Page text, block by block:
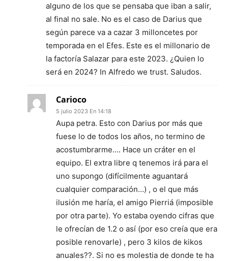
alguno de los que se pensaba que iban a salir,
al final no sale. No es el caso de Darius que
según parece va a cazar 3 milloncetes por
temporada en el Efes. Este es el millonario de
la factoría Salazar para este 2023. ¿Quien lo
será en 2024? In Alfredo we trust. Saludos.
Carioco
5 julio 2023 En 14:18
Aupa petra. Esto con Darius por más que
fuese lo de todos los años, no termino de
acostumbrarme…. Hace un cráter en el
equipo. El extra libre q tenemos irá para el
uno supongo (difícilmente aguantará
cualquier comparación…) , o el que más
ilusión me haría, el amigo Pierriá (imposible
por otra parte). Yo estaba oyendo cifras que
le ofrecían de 1.2 o así (por eso creía que era
posible renovarle) , pero 3 kilos de kikos
anuales??. Si no es molestia de donde te ha